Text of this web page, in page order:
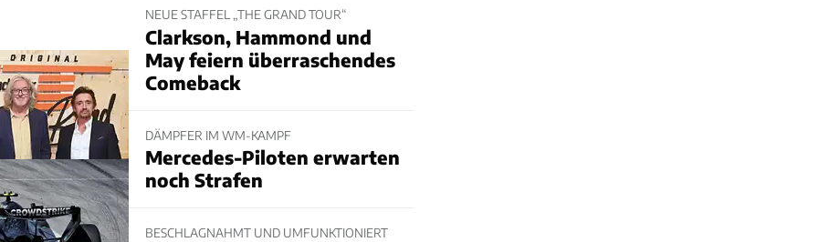
NEUE STAFFEL „THE GRAND TOUR“
Clarkson, Hammond und
May feiern überraschendes
Comeback
DÄMPFER IM WM-KAMPF
Mercedes-Piloten erwarten
noch Strafen
BESCHLAGNAHMT UND UMFUNKTIONIERT